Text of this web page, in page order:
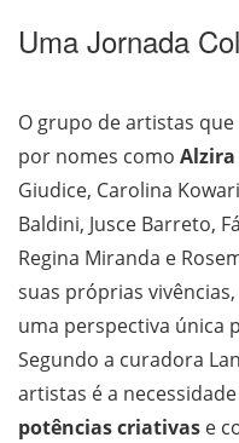
Uma Jornada
O grupo de artistas
por nomes como Alzira
Giudice, Carolina
Baldini, Jusce Barreto,
Regina Miranda e
suas próprias vivências,
uma perspectiva única
Segundo a curadora
artistas é a
potências criativas e